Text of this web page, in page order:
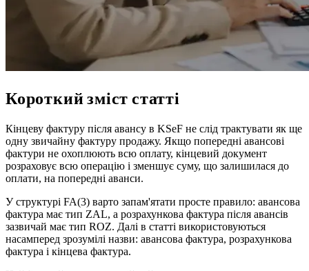
Короткий зміст статті
Кінцеву фактуру після авансу в KSeF не слід трактувати як ще
одну звичайну фактуру продажу. Якщо попередні авансові
фактури не охоплюють всю оплату, кінцевий документ
розраховує всю операцію і зменшує суму, що залишилася до
оплати, на попередні аванси.
У структурі FA(3) варто запам'ятати просте правило: авансова
фактура має тип ZAL, а розрахункова фактура після авансів
зазвичай має тип ROZ. Далі в статті використовуються
насамперед зрозумілі назви: авансова фактура, розрахункова
фактура і кінцева фактура.